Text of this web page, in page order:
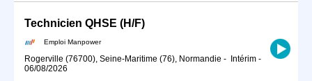
Technicien QHSE (H/F)
Emploi Manpower
Rogerville (76700), Seine-Maritime (76), Normandie - Intérim -
06/08/2026